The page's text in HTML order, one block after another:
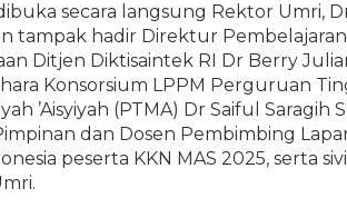
secara langsung Rektor Umri,
tampak hadir Direktur
Ditjen Diktisaintek RI Dr Berry
Konsorsium LPPM Perguruan
’Aisyiyah (PTMA) Dr Saiful Saragih
dan Dosen Pembimbing
peserta KKN MAS 2025, serta